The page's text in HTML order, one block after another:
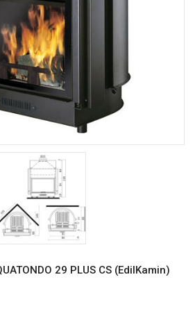
29 PLUS CS (EdilKamin)